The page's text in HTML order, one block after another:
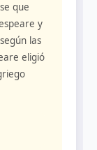
que
y
las
eligió